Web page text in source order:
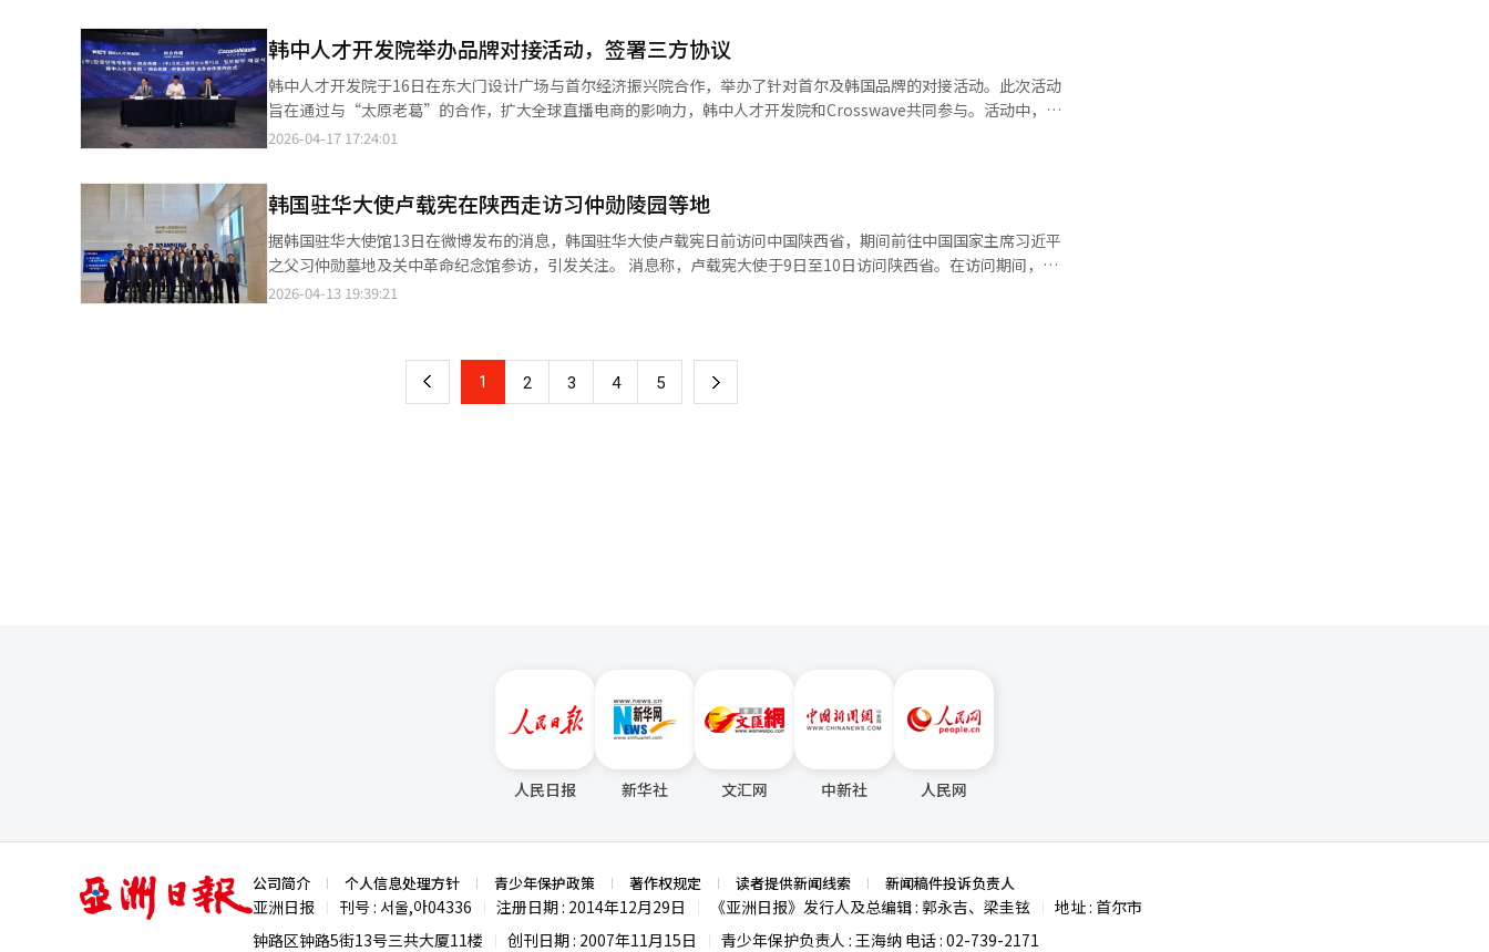
消费者“抵制日货”的低谷，推动品牌从“平价快时尚”向“生活方式品牌”转型，并通过联名、环保等项目重新吸
引年轻消费者。 掌门乐天百货后，郑铉锡担负起重塑乐天在中国消费者的品牌形象重任。尽管时机俱佳，但乐天要真
正吃到中国游客红利，仍面临三大现实挑战。 第一，中国游客消费习惯变化。过去的“扫货式购物”正在减少，体验
型、内容型、品牌型消费增加。百货商场必须提供更丰富体验，而非单纯打折促销。 第二，众多的韩国同业竞争者。
只是平台开店、促销引流，实则背后是一次更深层的商业战略调整。在经历中国市场撤退后，乐天已很难再复制过
客重新获得增长动能；若失败，则意味着乐天将彻底错过这轮旅游消费复苏周期。对于乐天而言，这不仅是一场营销
战，更是一场迟来的品牌收复战。
国大使戴兵、韩国佛教太古宗总务院院长常真法师、《亚洲日报》社长梁圭铉，以及中韩企业界、教育界、文化界代
表等出席活动。 主办方代表李祯恩在开幕致辞中表示，国际中文日不仅是重温中文国际价值与文化意义的重要契机，
也是通过语言与文化深化韩中相互理解、拓展教育文化交流的重要平台；她并指出，希望本次活动能够让更多学生、
青少年和普通市民以更加亲近、自然的方式感受中文与中国文化的魅力。 戴兵大使在致辞中表示，国际中文日来临之
际，韩国许多教育机构和学术团体组织开展了丰富多彩的活动，受到广泛欢迎。今天的活动更是带来趣味性十足的沉
象形之美、韵律之美，通过书写汉字姓名，体验汉字使用的乐趣和意义，更深体会父母的心愿和自己的人生价值。要
以中文为桥，加深理解，增进友谊，为促进中韩战略合作伙伴关系发展做出新的更大贡献。 谈及活动对双边关系的意
义时，戴兵表示，中韩两国比邻而居，友好交往源远流长。当前，在两国元首战略引领下，双边关系发展迎来新机
遇。希望通过今天这样的活动，加深理解，增进友谊。这一讲话引发现场来宾与观众广泛共鸣，也进一步凸显了国际
中文日活动在促进民间相知相亲方面的现实意义。 梁圭铉在贺词中表示，联合国设立的“中文日”，并不仅仅是纪念
将成为进一步巩固韩中两国友好关系的重要基石。我们《亚洲日报》也将继续作为连接韩国与中国的桥梁，竭尽全力
发挥媒体应有的作用，推动此类文化交流持续深化与扩大。期待韩中两国教育与文化网络以今天为起点，变得更加丰
韩中人才开发院举办品牌对接活动，签署三方协议
韩中人才开发院于16日在东大门设计广场与首尔经济振兴院合作，举办了针对首尔及韩国品牌的对接活动。此次活动
旨在通过与“太原老葛”的合作，扩大全球直播电商的影响力，韩中人才开发院和Crosswave共同参与。活动中，太
原老葛、韩中人才开发院、Crosswave等主要负责人出席，讨论了发掘有潜力的韩国品牌及其进入中国市场的可能
电商活动中取得显著成果。他补充道，根据销售结果，将继续报道，并借此机会扩大与更多韩国品牌的合作，未来将
持续邀请不同规模的中国网红，促进国内优秀品牌的推广。※ 本报道经人工智能（AI）系统翻译与编辑。
2026-04-17 17:24:01
韩国驻华大使卢载宪在陕西走访习仲勋陵园等地
据韩国驻华大使馆13日在微博发布的消息，韩国驻华大使卢载宪日前访问中国陕西省，期间前往中国国家主席习近平
之父习仲勋墓地及关中革命纪念馆参访，引发关注。 消息称，卢载宪大使于9日至10日访问陕西省。在访问期间，卢
大使与陕西省委书记赵一德举行会见并共进午餐，就深化韩中合作等议题交换意见。 卢载宪还先后参观了韩国光复军
合作成果，推动两国战略合作伙伴关系持续发展。 中方亦强调加强地方层级合作的重要性。据《陕西日报》报道，赵
一德在会见卢载宪时表示，希望双方认真落实两国领导人达成的重要共识，进一步深化在经贸、科教、文旅、考古、
航运等领域交流合作，为助力中韩战略合作伙伴关系行稳致远作出新贡献。 公开资料显示，习仲勋曾任中国国务院副
2026-04-13 19:39:21
上 1 2 3 4 5 下
人民日报 新华社 文汇网 中新社 人民网
亚
洲
日
公司简介 个人信息处理方针 青少年保护政策 著作权规定 读者提供新闻线索 新闻稿件投诉负责人
亚洲日报 刊号 : 서울,아04336 注册日期 : 2014年12月29日 《亚洲日报》发行人及总编辑 : 郭永吉、梁圭铉
地址 : 首尔市
钟路区钟路5街13号三共大厦11楼
创刊日期 : 2007年11月15日 青少年保护负责人 : 王海纳 电话 : 02-739-2171